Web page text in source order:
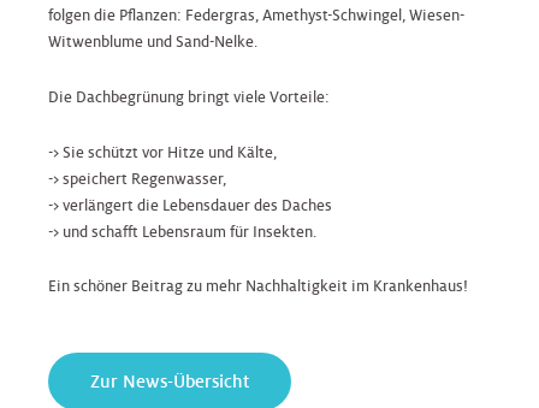
folgen die Pflanzen: Federgras, Amethyst-Schwingel, Wiesen-
Witwenblume und Sand-Nelke.
Die Dachbegrünung bringt viele Vorteile:
-> Sie schützt vor Hitze und Kälte,
-> speichert Regenwasser,
-> verlängert die Lebensdauer des Daches
-> und schafft Lebensraum für Insekten.
Ein schöner Beitrag zu mehr Nachhaltigkeit im Krankenhaus!
Zur News-Übersicht